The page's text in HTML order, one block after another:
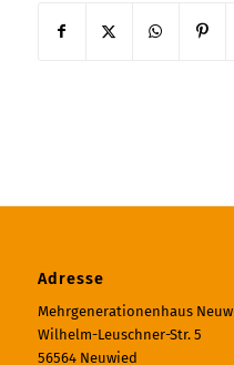
Adresse
Mehrgenerationenhaus
Wilhelm-Leuschner-Str. 5
56564 Neuwied